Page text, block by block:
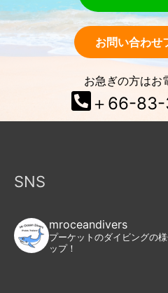
お問い合わせ
お急ぎの方はお
＋66-
SNS
mroceandivers
プーケットのダイビングの
ップ！